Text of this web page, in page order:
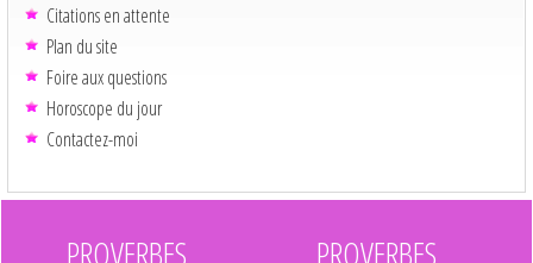
Citations en attente
Plan du site
Foire aux questions
Horoscope du jour
Contactez-moi
PROVERBES PROVERBES